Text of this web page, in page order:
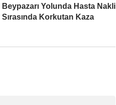
Beypazarı Yolunda Hasta Nakli
Sırasında Korkutan Kaza